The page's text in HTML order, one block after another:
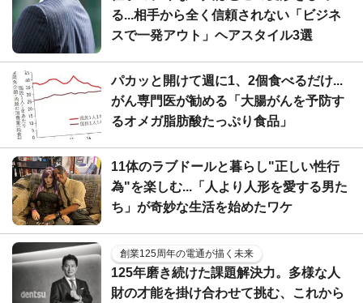
る...相手から全く信頼されない「ビジネ
スで一発アウト」ヘアスタイル3選
パカッと開けて週に1、2個食べるだけ...
がん専門医が勧める「大腸がんを予防す
るオメガ脂肪酸たっぷり食品」
11体のラブドールと暮らし"正しい性行
為"を楽しむ...「人より人形を愛する男た
ち」が奇妙な生活を始めたワケ
創業125周年の電通が描く未来
125年磨き続けた課題解決力。多様な人
財の才能を掛け合わせて挑む、これから